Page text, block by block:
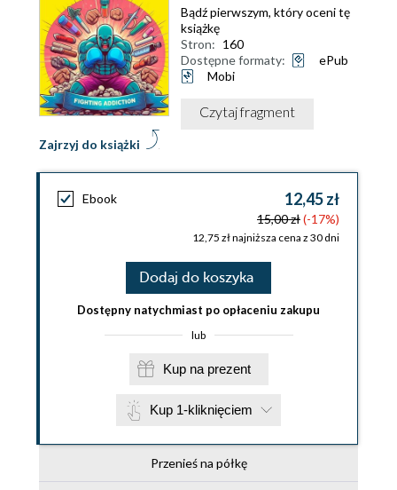
Zajrzyj do książki
Bądź pierwszym, który oceni tę
książkę
Stron: 160
Dostępne formaty:
ePub
Mobi
Czytaj fragment
Ebook 12,45 zł
15,00 zł(-17%)
12,75 zł najniższa cena z 30 dni
Dodaj do koszyka
Dostępny natychmiast po opłaceniu zakupu
lub
Kup na prezent
Kup 1-kliknięciem
Przenieś na półkę